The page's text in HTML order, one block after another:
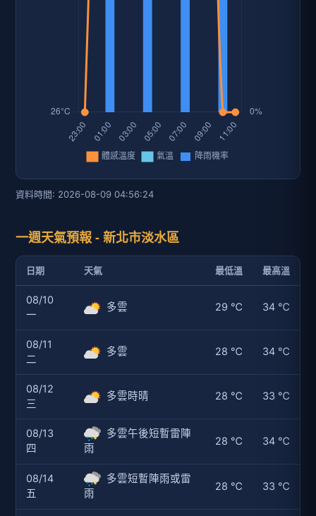
資料時間: 2026-08-09 04:56:24
一週天氣預報 - 新北市淡水區
日期 天氣 最低溫 最高溫
08/10
一
多雲 29 ℃ 34 ℃
08/11
二
多雲 28 ℃ 34 ℃
08/12
三
多雲時晴 28 ℃ 33 ℃
08/13
四
多雲午後短暫雷陣
雨
28 ℃ 34 ℃
08/14
五
多雲短暫陣雨或雷
雨
28 ℃ 33 ℃